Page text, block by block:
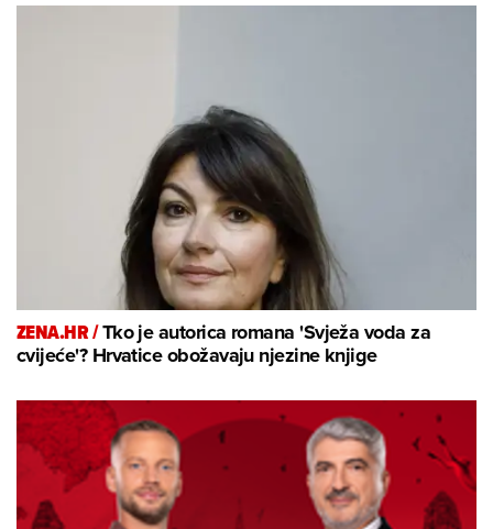
ZENA.HR /Tko je autorica romana 'Svježa voda za
cvijeće'? Hrvatice obožavaju njezine knjige